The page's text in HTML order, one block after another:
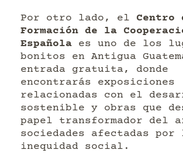
Por otro lado, el Centro
Formación de la
Española es uno de los
bonitos en Antigua
entrada gratuita, donde
encontrarás exposiciones
relacionadas con el
sostenible y obras que
papel transformador del
sociedades afectadas por
inequidad social.